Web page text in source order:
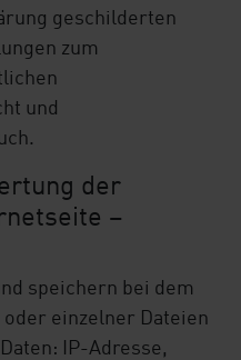
geschilderten
zum
und
der
–
speichern bei dem
einzelner Dateien
IP-Adresse,